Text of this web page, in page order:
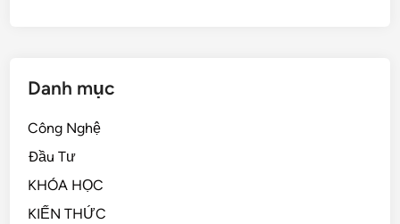
Danh mục
Công Nghệ
Đầu Tư
KHÓA HỌC
KIẾN THỨC